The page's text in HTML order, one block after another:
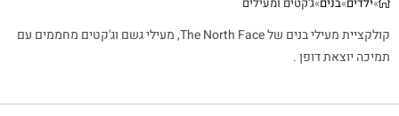
קולקציית מעילי בנים של The North Face, מעילי גשם וג'קטים מחממים עם
תמיכה יוצאת דופן .